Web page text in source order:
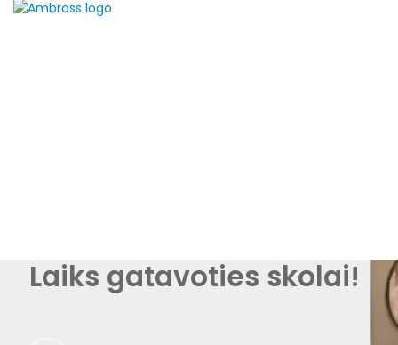
Laiks gatavoties skolai!